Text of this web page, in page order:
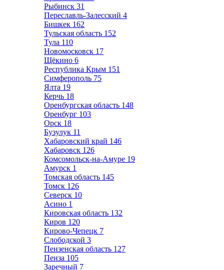
Рыбинск 31
Переславль-Залесский 4
Бишкек 162
Тульская область 152
Тула 110
Новомосковск 17
Щёкино 6
Республика Крым 151
Симферополь 75
Ялта 19
Керчь 18
Оренбургская область 148
Оренбург 103
Орск 18
Бузулук 11
Хабаровский край 146
Хабаровск 126
Комсомольск-на-Амуре 19
Амурск 1
Томская область 145
Томск 126
Северск 10
Асино 1
Кировская область 132
Киров 120
Кирово-Чепецк 7
Слободской 3
Пензенская область 127
Пенза 105
Заречный 7